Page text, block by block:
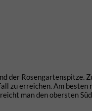
der Rosengartenspitze.
zu erreichen. Am besten
man den obersten